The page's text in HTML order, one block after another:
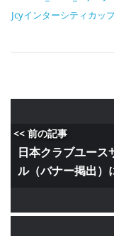
Jcyインターシティカ
<< 前の記事
日本クラブユー
ル（バナー掲出）